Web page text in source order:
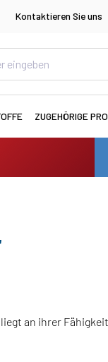
Kontaktieren Sie uns
ZUGEHÖRIGE
an ihrer